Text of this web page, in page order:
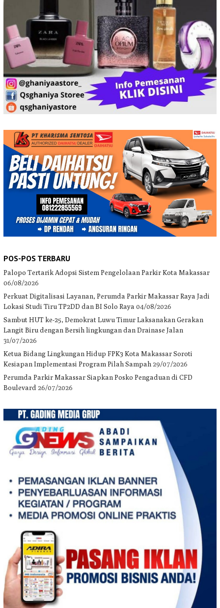
POS-POS TERBARU
Palopo Tertarik Adopsi Sistem Pengelolaan Parkir Kota Makassar
06/08/2026
Perkuat Digitalisasi Layanan, Perumda Parkir Makassar Raya Jadi
Lokasi Studi Tiru TP2DD dan BI Solo Raya 04/08/2026
Sambut HUT ke-25, Demokrat Luwu Timur Laksanakan Gerakan
Langit Biru dengan Bersih lingkungan dan Drainase Jalan
31/07/2026
Ketua Bidang Lingkungan Hidup FPK3 Kota Makassar Soroti
Kesiapan Implementasi Program Pilah Sampah 29/07/2026
Perumda Parkir Makassar Siapkan Posko Pengaduan di CFD
Boulevard 26/07/2026